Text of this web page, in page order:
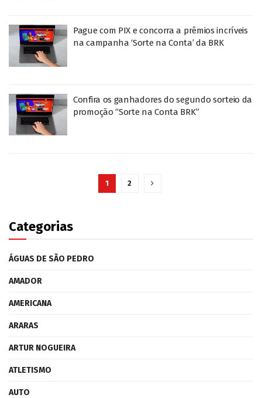
Pague com PIX e concorra a prêmios incríveis
na campanha ‘Sorte na Conta’ da BRK
Confira os ganhadores do segundo sorteio da
promoção “Sorte na Conta BRK”
1 2
Categorias
ÁGUAS DE SÃO PEDRO
AMADOR
AMERICANA
ARARAS
ARTUR NOGUEIRA
ATLETISMO
AUTO